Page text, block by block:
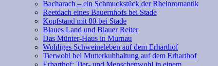
Bacharach – ein Schmuckstück der Rheinromantik
Reetdach eines Bauernhofs bei Stade
Kopfstand mit 80 bei Stade
Blaues Land und Blauer Reiter
Das Münter-Haus in Murnau
Wohliges Schweineleben auf dem Erharthof
Tierwohl bei Mutterkuhhaltung auf dem Erharthof
Erharthof: Tier- und Menschenwohl in einem